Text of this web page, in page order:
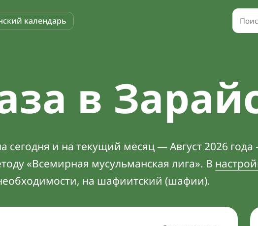
календарь
в
сегодня и на текущий месяц — Август 2026
«Всемирная мусульманская лига». В
на шафиитский (шафии).